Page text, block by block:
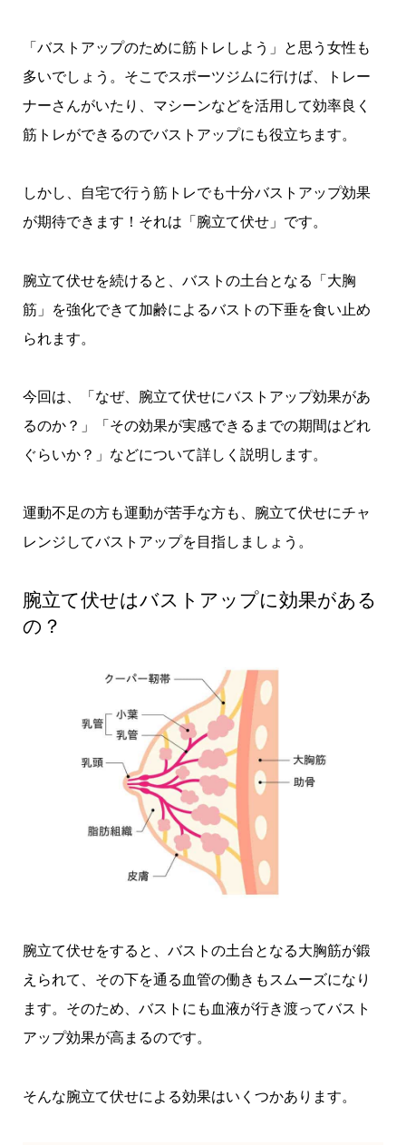
「バストアップのために筋トレしよう」と思う女性も
多いでしょう。そこでスポーツジムに行けば、トレー
ナーさんがいたり、マシーンなどを活用して効率良く
筋トレができるのでバストアップにも役立ちます。
しかし、自宅で行う筋トレでも十分バストアップ効果
が期待できます！それは「腕立て伏せ」です。
腕立て伏せを続けると、バストの土台となる「大胸
筋」を強化できて加齢によるバストの下垂を食い止め
られます。
今回は、「なぜ、腕立て伏せにバストアップ効果があ
るのか？」「その効果が実感できるまでの期間はどれ
ぐらいか？」などについて詳しく説明します。
運動不足の方も運動が苦手な方も、腕立て伏せにチャ
レンジしてバストアップを目指しましょう。
腕立て伏せはバストアップに効果がある
の？
腕立て伏せをすると、バストの土台となる大胸筋が鍛
えられて、その下を通る血管の働きもスムーズになり
ます。そのため、バストにも血液が行き渡ってバスト
アップ効果が高まるのです。
そんな腕立て伏せによる効果はいくつかあります。